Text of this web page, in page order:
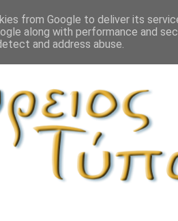
from Google to deliver its
along with performance and
and address abuse.